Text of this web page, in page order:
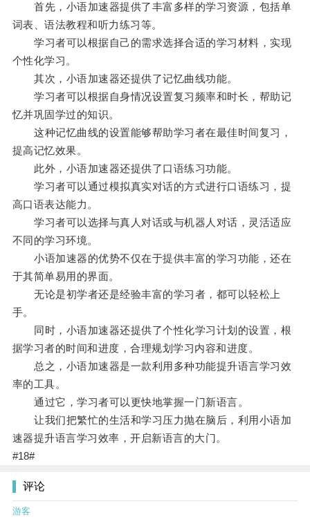
首先，小语加速器提供了丰富多样的学习资源，包括单
词表、语法教程和听力练习等。
学习者可以根据自己的需求选择合适的学习材料，实现
个性化学习。
其次，小语加速器还提供了记忆曲线功能。
学习者可以根据自身情况设置复习频率和时长，帮助记
忆并巩固学过的知识。
这种记忆曲线的设置能够帮助学习者在最佳时间复习，
提高记忆效果。
此外，小语加速器还提供了口语练习功能。
学习者可以通过模拟真实对话的方式进行口语练习，提
高口语表达能力。
学习者可以选择与真人对话或与机器人对话，灵活适应
不同的学习环境。
小语加速器的优势不仅在于提供丰富的学习功能，还在
于其简单易用的界面。
无论是初学者还是经验丰富的学习者，都可以轻松上
手。
同时，小语加速器还提供了个性化学习计划的设置，根
据学习者的时间和进度，合理规划学习内容和进度。
总之，小语加速器是一款利用多种功能提升语言学习效
率的工具。
通过它，学习者可以更快地掌握一门新语言。
让我们把繁忙的生活和学习压力抛在脑后，利用小语加
速器提升语言学习效率，开启新语言的大门。
#18#
评论
游客